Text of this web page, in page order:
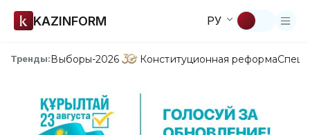
KAZINFORM РУ
Тренды:Выборы-2026 Конституционная реформа